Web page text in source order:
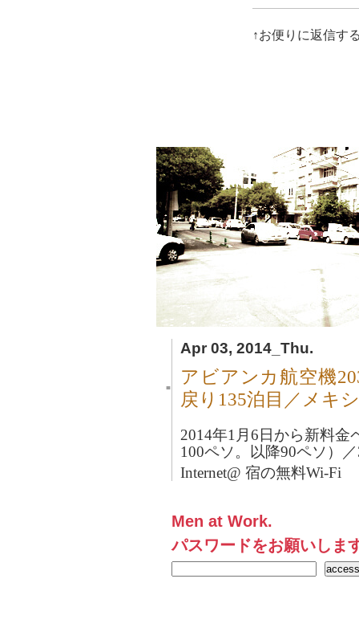
↑お便りに返信す
Apr 03, 2014_Thu.
■
アビアンカ航空機
戻り135泊目／メキ
2014年1月6日から新料金
100ペソ。以降90ペソ）
Internet@ 宿の無料Wi-Fi
Men at Work.
パスワードをお願いしま